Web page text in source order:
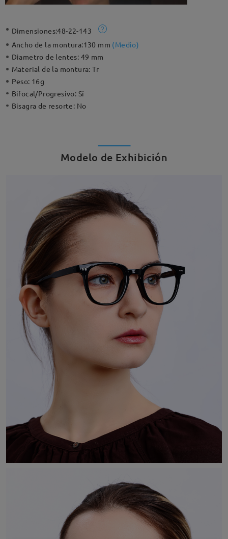
Dimensiones:48-22-143
Ancho de la montura:130 mm (Medio)
Diametro de lentes: 49 mm
Material de la montura:Tr
Peso: 16g
Bifocal/Progresivo: Sí
Bisagra de resorte: No
Modelo de Exhibición